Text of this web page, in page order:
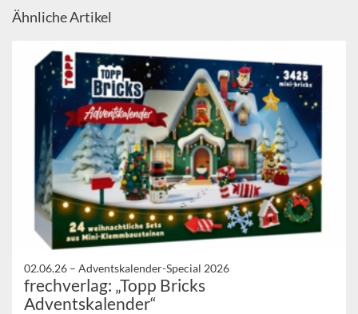
Ähnliche Artikel
02.06.26 – Adventskalender-Special 2026
frechverlag: „Topp Bricks
Adventskalender“